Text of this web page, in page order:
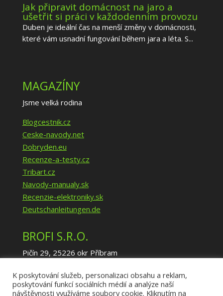
Jak připravit domácnost na jaro a
ušetřit si práci v každodenním provozu
Duben je ideální čas na menší změny v domácnosti,
které vám usnadní fungování během jara a léta. S...
MAGAZÍNY
Jsme velká rodina
Blogcestnik.cz
Ceske-navody.net
Dobryden.eu
Recenze-a-testy.cz
Tribart.cz
Navody-manualy.sk
Recenzie-elektroniky.sk
Deutschanleitungen.de
BROFI S.R.O.
Pičín 29, 25226 okr Příbram
DIČ: CZ02940035
info@brofi.eu
K poskytování služeb, personalizaci obsahu a reklam,
poskytování funkcí sociálních médií a analýze naší
návštěvnosti využíváme soubory cookie. Kliknutím na